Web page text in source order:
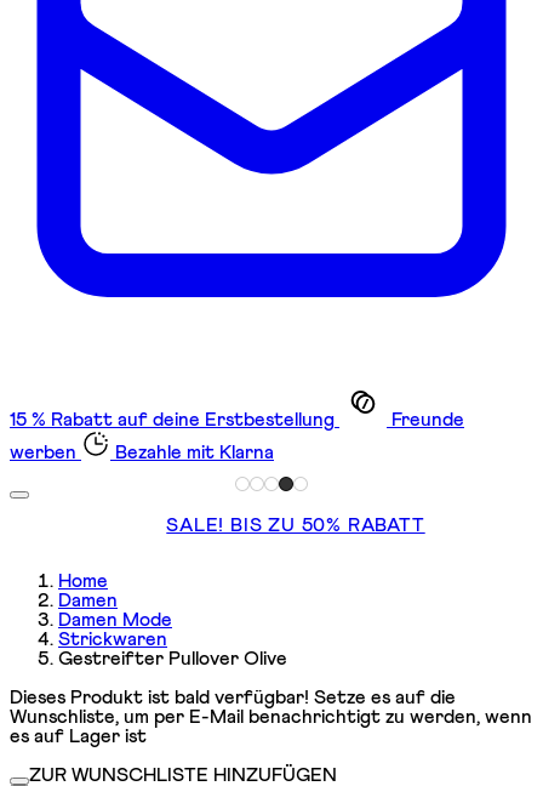
15 % Rabatt auf deine Erstbestellung
Freunde
werben
Bezahle mit Klarna
SALE! BIS ZU 50% RABATT
Home
Damen
Damen Mode
Strickwaren
Gestreifter Pullover Olive
Dieses Produkt ist bald verfügbar! Setze es auf die
Wunschliste, um per E-Mail benachrichtigt zu werden, wenn
es auf Lager ist
ZUR WUNSCHLISTE HINZUFÜGEN